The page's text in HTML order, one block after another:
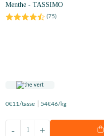
Menthe - TASSIMO
(75)
0€11 /tasse 54€46/kg
+
-